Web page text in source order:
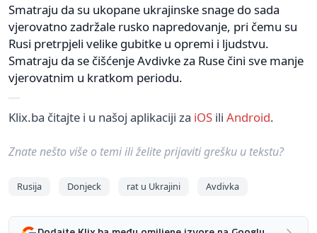
Smatraju da su ukopane ukrajinske snage do sada
vjerovatno zadržale rusko napredovanje, pri čemu su
Rusi pretrpjeli velike gubitke u opremi i ljudstvu.
Smatraju da se čišćenje Avdivke za Ruse čini sve manje
vjerovatnim u kratkom periodu.
Klix.ba čitajte i u našoj aplikaciji za iOS ili Android.
Znate nešto više o temi ili želite prijaviti grešku u tekstu?
Rusija Donjeck rat u Ukrajini Avdivka